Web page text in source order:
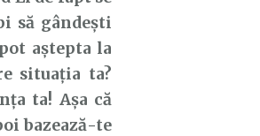
să gândești
aștepta la
situația ta?
ta! Așa că
bazează-te